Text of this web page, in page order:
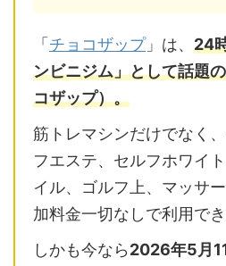
「 チョコザップ」は、 24
ンビニジム」として話題
コザップ）。
筋トレマシンだけでなく
フエステ、セルフホワイ
イル、ゴルフ上、マッサ
加料金一切なしで利用でき
しかも今なら2026年5月